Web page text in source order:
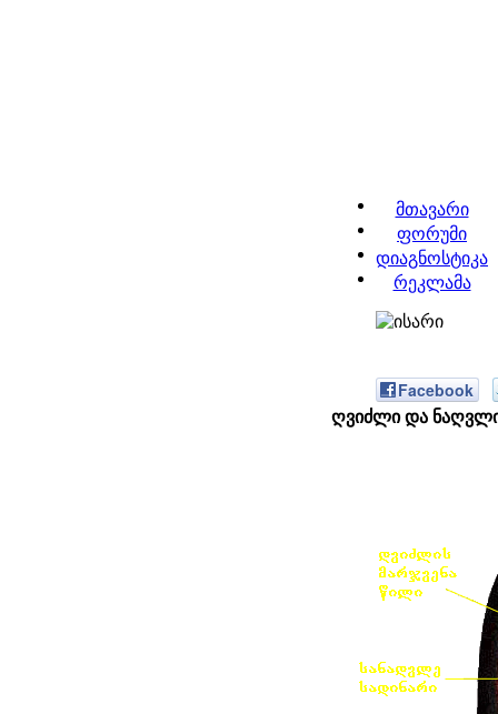
მთავარი
ფორუმი
დიაგნოსტიკა
რეკლამა
Facebook
ღვიძლი და